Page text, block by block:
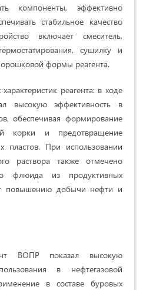
компоненты, эффективно
стабильное качество
включает смеситель,
сушилку и
формы реагента.
реагента: в ходе
высокую эффективность в
обеспечивая формирование
корки и предотвращение
пластов. При использовании
раствора также отмечено
флюида из продуктивных
повышению добычи нефти и
ВОПР показал высокую
в нефтегазовой
в составе буровых